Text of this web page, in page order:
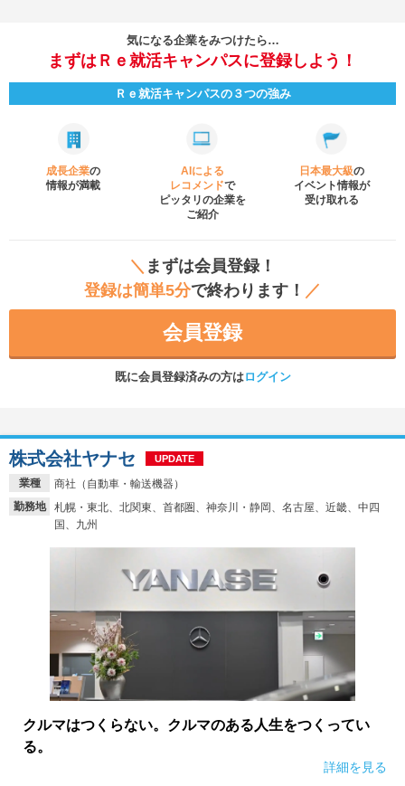
気になる企業をみつけたら…
まずはＲｅ就活キャンパスに登録しよう！
Ｒｅ就活キャンパスの３つの強み
成長企業の
情報が満載
AIによる
レコメンドで
ピッタリの企業を
ご紹介
日本最大級の
イベント情報が
受け取れる
＼ まずは会員登録！
登録は簡単5分で終わります！ ／
会員登録
既に会員登録済みの方はログイン
業種
商社（自動車・輸送機器）
勤務地
札幌・東北、北関東、首都圏、神奈川・静岡、名古屋、近畿、中四
国、九州
株式会社ヤナセ UPDATE
クルマはつくらない。クルマのある人生をつくってい
る。
詳細を見る